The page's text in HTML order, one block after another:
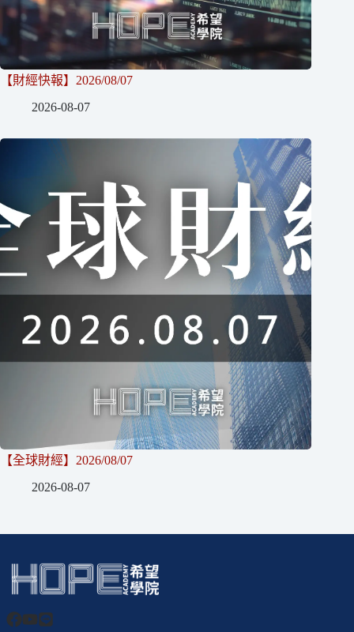
【財經快報】2026/08/07
2026-08-07
【全球財經】2026/08/07
2026-08-07